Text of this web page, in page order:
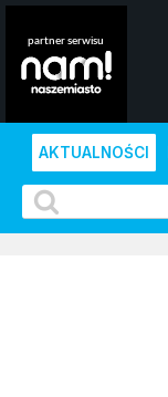
AKTUALNOŚCI